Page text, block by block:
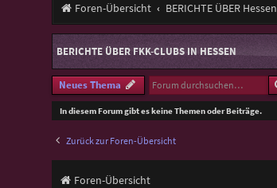
Foren-Übersicht BERICHTE ÜBER Hessen
BERICHTE ÜBER FKK-CLUBS IN HESSEN
Neues Thema
In diesem Forum gibt es keine Themen oder Beiträge.
Zurück zur Foren-Übersicht
Foren-Übersicht